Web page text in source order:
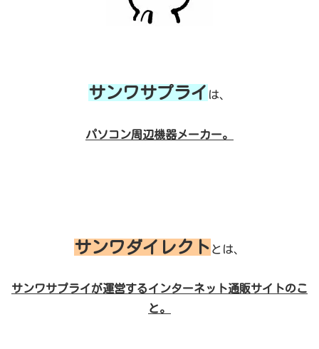
サンワサプライ は、
パソコン周辺機器メーカー。
サンワダイレクト とは、
サンワサプライが運営するインターネット通販サイトのこ
と。